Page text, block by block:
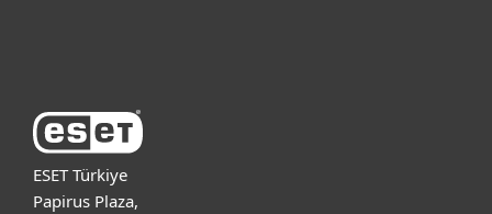
ESET Türkiye
Papirus Plaza,